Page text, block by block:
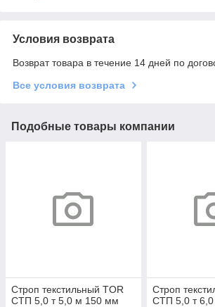
Условия возврата
Возврат товара в течение 14 дней по
Все условия возврата
Подобные товары компании
Строп текстильный TOR
СТП 5,0 т 5,0 м 150 мм
Строп
СТП 5,0 т